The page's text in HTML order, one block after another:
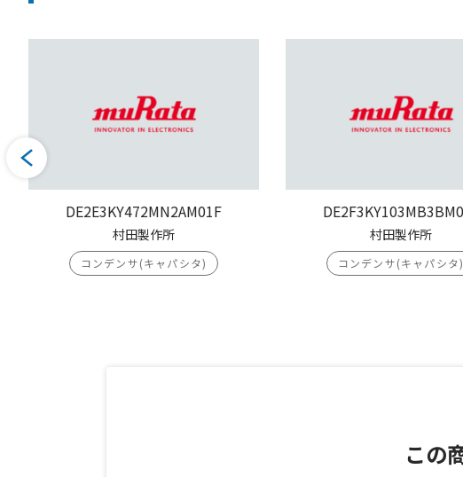
DE2E3KY472MN2AM01F
村田製作所
コンデンサ(キャパシタ)
村田製作所
コンデンサ(キャパシタ)
この